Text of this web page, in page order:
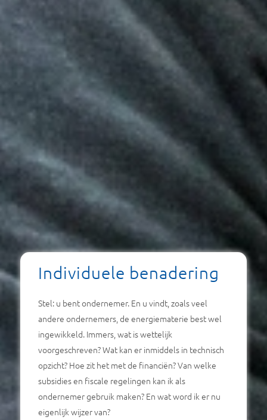
Individuele benadering
Stel: u bent ondernemer. En u vindt, zoals veel
andere ondernemers, de energiematerie best wel
ingewikkeld. Immers, wat is wettelijk
voorgeschreven? Wat kan er inmiddels in technisch
opzicht? Hoe zit het met de financiën? Van welke
subsidies en fiscale regelingen kan ik als
ondernemer gebruik maken? En wat word ik er nu
eigenlijk wijzer van?